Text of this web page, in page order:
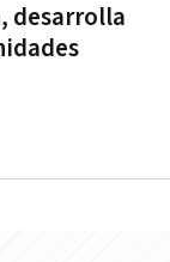
desarrolla